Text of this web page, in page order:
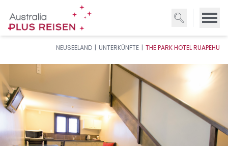
zum
Inhalt
NEUSEELAND UNTERKÜNFTE THE PARK HOTEL RUAPEHU